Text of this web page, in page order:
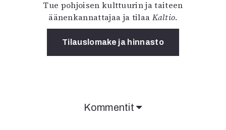
Tue pohjoisen kulttuurin ja taiteen
äänenkannattajaa ja tilaa Kaltio.
Tilauslomake ja hinnasto
Kommentit